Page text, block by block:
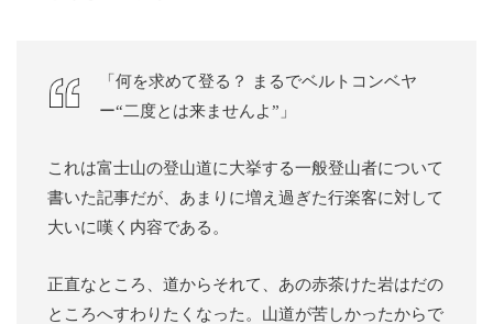
「何を求めて登る？ まるでベルトコンベヤ
ー“二度とは来ませんよ”」
これは富士山の登山道に大挙する一般登山者について
書いた記事だが、あまりに増え過ぎた行楽客に対して
大いに嘆く内容である。
正直なところ、道からそれて、あの赤茶けた岩はだの
ところへすわりたくなった。山道が苦しかったからで